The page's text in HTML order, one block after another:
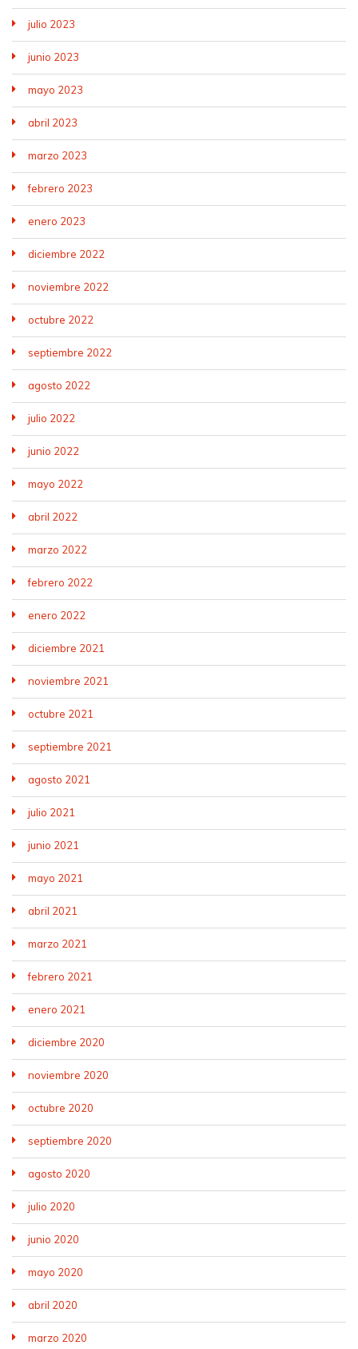
julio 2023
junio 2023
mayo 2023
abril 2023
marzo 2023
febrero 2023
enero 2023
diciembre 2022
noviembre 2022
octubre 2022
septiembre 2022
agosto 2022
julio 2022
junio 2022
mayo 2022
abril 2022
marzo 2022
febrero 2022
enero 2022
diciembre 2021
noviembre 2021
octubre 2021
septiembre 2021
agosto 2021
julio 2021
junio 2021
mayo 2021
abril 2021
marzo 2021
febrero 2021
enero 2021
diciembre 2020
noviembre 2020
octubre 2020
septiembre 2020
agosto 2020
julio 2020
junio 2020
mayo 2020
abril 2020
marzo 2020